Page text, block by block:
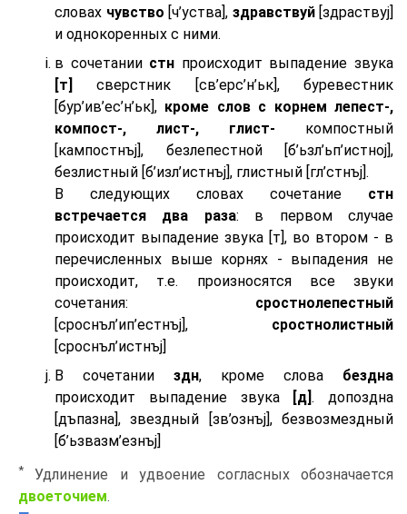
словах чувство [ч’уства], здравствуй[здраствуj]
и однокоренных с ними.
в сочетании стн происходит выпадение звука
[т]
сверстник [св’ерс’н’ьк], буревестник
[бур’ив’ес’н’ьк], кроме слов с корнем лепест-,
компост-, лист-, глист- компостный
[кампостнъj], безлепестной [б’ьзл’ьп’истноj],
безлистный [б’изл’истнъj], глистный [гл’стнъj].
В следующих словах сочетание стн
встречается два раза: в первом случае
происходит выпадение звука [т], во втором - в
перечисленных выше корнях - выпадения не
происходит, т.е. произносятся все звуки
сочетания: сростнолепестный
[сроснъл’ип’естнъj], сростнолистный
[сроснъл’истнъj]
В сочетании здн, кроме слова бездна
происходит выпадение звука
[д] . допоздна
[дъпазна], звездный [зв’ознъj], безвозмездный
[б’ьзвазм’езнъj]
*
Удлинение и удвоение согласных обозначается
двоеточием.